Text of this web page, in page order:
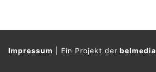
Impressum Ein Projekt derbelmedia